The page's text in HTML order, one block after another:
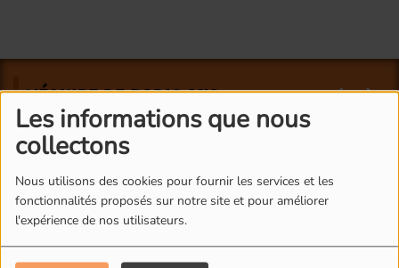
Les informations que nous
collectons
Nous utilisons des cookies pour fournir les services et les
fonctionnalités proposés sur notre site et pour améliorer
l'expérience de nos utilisateurs.
L'ÉQUIPE DE RADIO M'S